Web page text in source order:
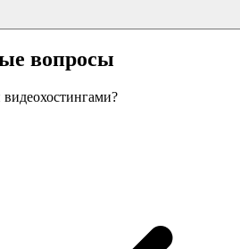
вопросы